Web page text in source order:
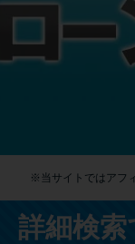
※当サイトではアフ
詳細検